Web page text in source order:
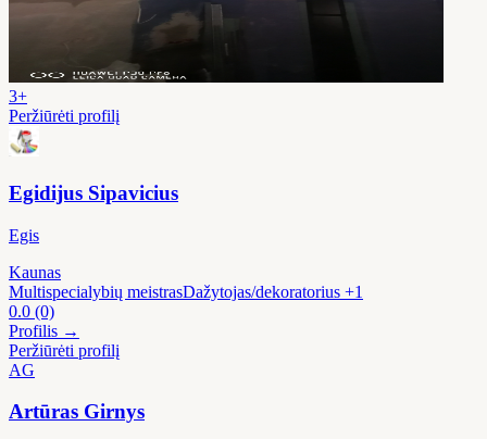
3+
Peržiūrėti profilį
Egidijus Sipavicius
Egis
Kaunas
Multispecialybių meistrasDažytojas/dekoratorius +1
0.0 (0)
Profilis →
Peržiūrėti profilį
AG
Artūras Girnys